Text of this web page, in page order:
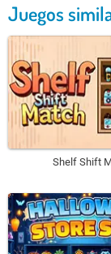
Juegos
Shelf Shift